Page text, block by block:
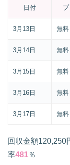
日付
3月13日 無料
3月14日 無料
3月15日 無料
3月16日 無料
3月17日 無料
回収金額120,250
率481％